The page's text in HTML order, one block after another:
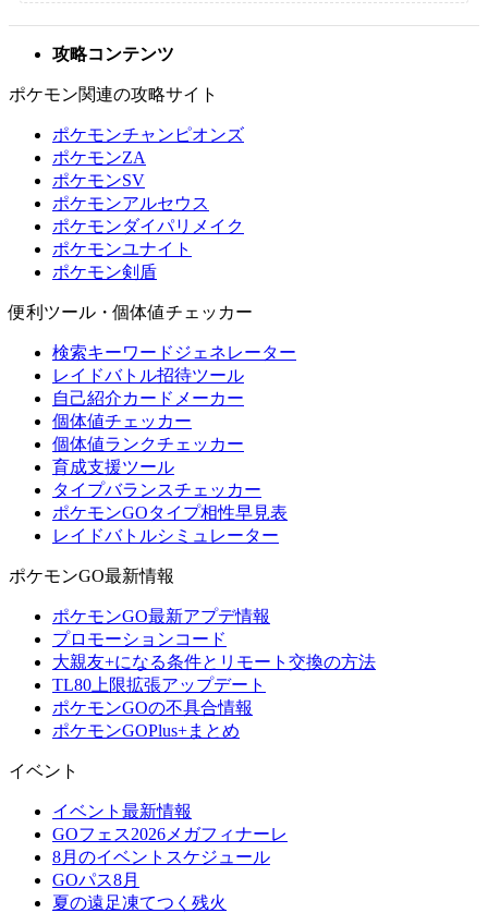
攻略コンテンツ
ポケモン関連の攻略サイト
ポケモンチャンピオンズ
ポケモンZA
ポケモンSV
ポケモンアルセウス
ポケモンダイパリメイク
ポケモンユナイト
ポケモン剣盾
便利ツール・個体値チェッカー
検索キーワードジェネレーター
レイドバトル招待ツール
自己紹介カードメーカー
個体値チェッカー
個体値ランクチェッカー
育成支援ツール
タイプバランスチェッカー
ポケモンGOタイプ相性早見表
レイドバトルシミュレーター
ポケモンGO最新情報
ポケモンGO最新アプデ情報
プロモーションコード
大親友+になる条件とリモート交換の方法
TL80上限拡張アップデート
ポケモンGOの不具合情報
ポケモンGOPlus+まとめ
イベント
イベント最新情報
GOフェス2026メガフィナーレ
8月のイベントスケジュール
GOパス8月
夏の遠足凍てつく残火